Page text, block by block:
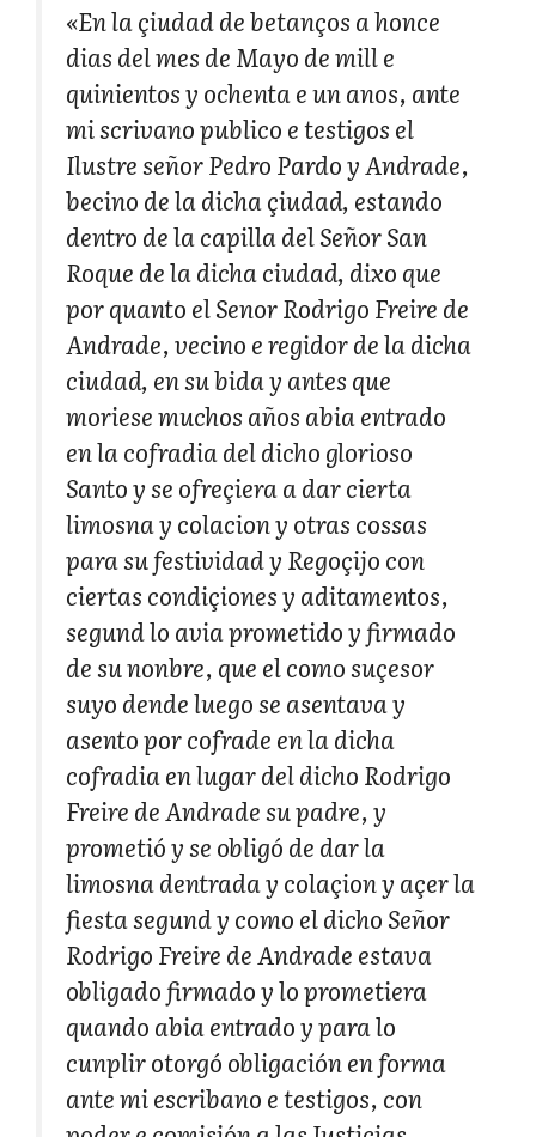
«En la çiudad de betanços a honce
dias del mes de Mayo de mill e
quinientos y ochenta e un anos, ante
mi scrivano publico e testigos el
Ilustre señor Pedro Pardo y Andrade,
becino de la dicha çiudad, estando
dentro de la capilla del Señor San
Roque de la dicha ciudad, dixo que
por quanto el Senor Rodrigo Freire de
Andrade, vecino e regidor de la dicha
ciudad, en su bida y antes que
moriese muchos años abia entrado
en la cofradia del dicho glorioso
Santo y se ofreçiera a dar cierta
limosna y colacion y otras cossas
para su festividad y Regoçijo con
ciertas condiçiones y aditamentos,
segund lo avia prometido y firmado
de su nonbre, que el como suçesor
suyo dende luego se asentava y
asento por cofrade en la dicha
cofradia en lugar del dicho Rodrigo
Freire de Andrade su padre, y
prometió y se obligó de dar la
limosna dentrada y colaçion y açer la
fiesta segund y como el dicho Señor
Rodrigo Freire de Andrade estava
obligado firmado y lo prometiera
quando abia entrado y para lo
cunplir otorgó obligación en forma
ante mi escribano e testigos, con